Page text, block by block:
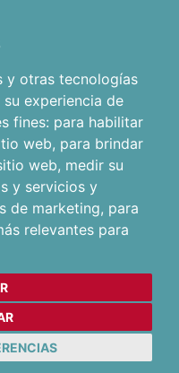
y otras tecnologías
experiencia de
fines: para habilitar
web, para brindar
web, medir su
y servicios y
de marketing, para
relevantes para